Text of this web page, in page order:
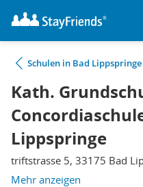
Schulen in Bad Lippspringe
Kath.
Lippspringe
triftstrasse 5, 33175 Bad
Mehr anzeigen